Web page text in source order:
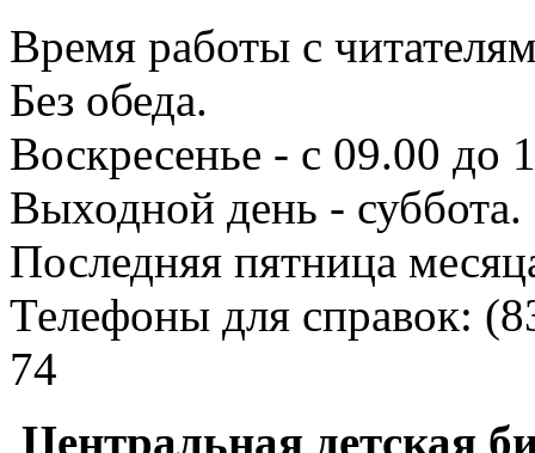
Время работы с
Без обеда.
Воскресенье - с 09.00 до
Выходной день - суббота.
Последняя пятница
Телефоны для справок:
74
Центральная детская